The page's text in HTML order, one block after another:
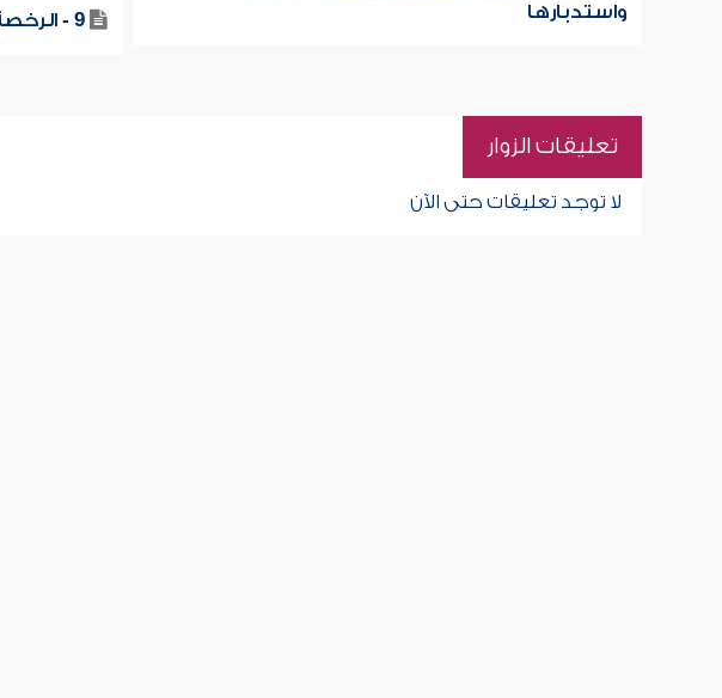
واستدبارها
9 - الرخصة في البول قائماً
تعليقات الزوار
لا توجد تعليقات حتى الآن